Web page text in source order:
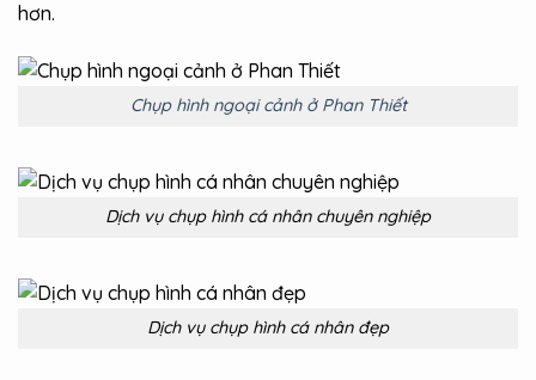
hơn.
Chụp hình ngoại cảnh ở Phan Thiết
Dịch vụ chụp hình cá nhân chuyên nghiệp
Dịch vụ chụp hình cá nhân đẹp